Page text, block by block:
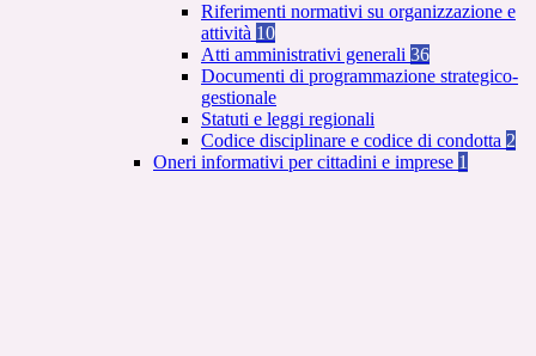
Riferimenti normativi su organizzazione e
attività 10
Atti amministrativi generali 36
Documenti di programmazione strategico-
gestionale
Statuti e leggi regionali
Codice disciplinare e codice di condotta 2
Oneri informativi per cittadini e imprese 1